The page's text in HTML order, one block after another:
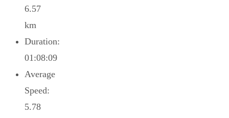
6.57
km
Duration:
01:08:09
Average
Speed:
5.78